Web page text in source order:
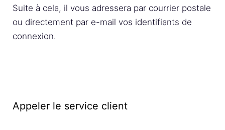
Suite à cela, il vous adressera par courrier postale
ou directement par e-mail vos identifiants de
connexion.
Appeler le service client